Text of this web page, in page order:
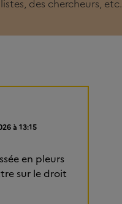
des chercheurs, etc.
à 13:15
en pleurs
sur le droit